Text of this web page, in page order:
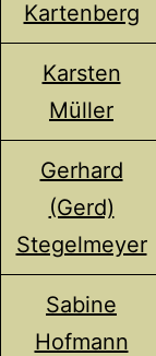
Kartenberg
Karsten
Müller
Gerhard
(Gerd)
Stegelmeyer
Sabine
Hofmann